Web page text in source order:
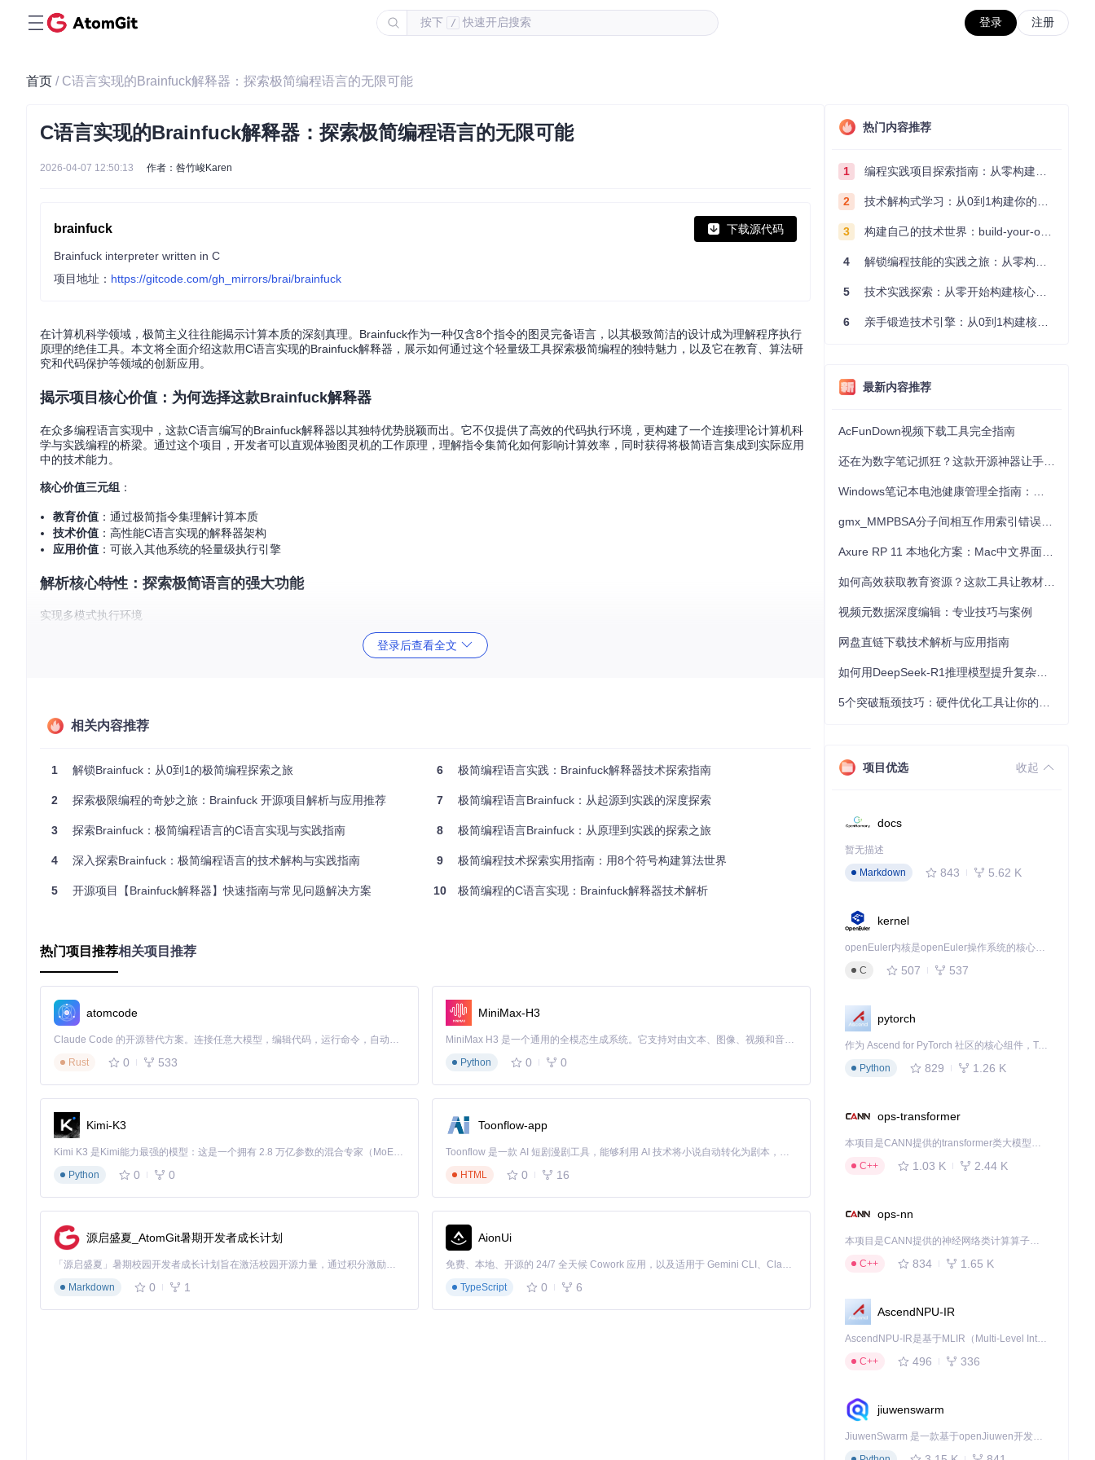
按下 / 快速开启搜索 登录 注册
首页 / C语言实现的Brainfuck解释器：探索极简编程语言的无限可能
C语言实现的Brainfuck解释器：探索极简编程语言的无限可能
2026-04-07 12:50:13 作者：咎竹峻Karen
brainfuck 下载源代码
Brainfuck interpreter written in C
项目地址： https://gitcode.com/gh_mirrors/brai/brainfuck
在计算机科学领域，极简主义往往能揭示计算本质的深刻真理。Brainfuck作为一种仅含8个指令的图灵完备语言，以其极致简洁的设计成为理解程序执行
原理的绝佳工具。本文将全面介绍这款用C语言实现的Brainfuck解释器，展示如何通过这个轻量级工具探索极简编程的独特魅力，以及它在教育、算法研
究和代码保护等领域的创新应用。
揭示项目核心价值：为何选择这款Brainfuck解释器
在众多编程语言实现中，这款C语言编写的Brainfuck解释器以其独特优势脱颖而出。它不仅提供了高效的代码执行环境，更构建了一个连接理论计算机科
学与实践编程的桥梁。通过这个项目，开发者可以直观体验图灵机的工作原理，理解指令集简化如何影响计算效率，同时获得将极简语言集成到实际应用
中的技术能力。
核心价值三元组 ：
教育价值 ：通过极简指令集理解计算本质
技术价值 ：高性能C语言实现的解释器架构
应用价值 ：可嵌入其他系统的轻量级执行引擎
解析核心特性：探索极简语言的强大功能
实现多模式执行环境
./brainfuck -e "++++++++[>++++++++<-]>.>++++++++++[>++++++++<-]>+.+++++++..+++."
这种方式特别适合自动化测试和集成到其他应用程序中作为嵌入式脚本引擎。
解释器核心采用模块化设计，主要包含以下组件：
词法分析器：负责解析Brainfuck源代码，过滤非指令字符
指令优化器：合并连续相同指令，提升执行效率
虚拟机器
I/O接口：处理标准输入输出和文件操作
这种架构使解释器既保持了轻量级特性（核心代码不足1000行），又具备良好的可维护性和扩展性。开发者可以轻松添加新的优化策略或扩展指令集。
为帮助开发者理解Brainfuck程序的执行过程，解释器内置了调试功能：
内存状态查看：使用
执行跟踪：可选启用指令执行日志，记录每一步操作
探索应用场景：极简语言的创新实践
Brainfuck的极简设计使其成为理解计算理论的理想教具：
数据结构可视化：通过内存单元格状态直观展示数组、栈等结构
登录后查看全文
相关内容推荐
1 解锁Brainfuck：从0到1的极简编程探索之旅
2 探索极限编程的奇妙之旅：Brainfuck 开源项目解析与应用推荐
3 探索Brainfuck：极简编程语言的C语言实现与实践指南
4 深入探索Brainfuck：极简编程语言的技术解构与实践指南
5 开源项目【Brainfuck解释器】快速指南与常见问题解决方案
6 极简编程语言实践：Brainfuck解释器技术探索指南
7 极简编程语言Brainfuck：从起源到实践的深度探索
8 极简编程语言Brainfuck：从原理到实践的探索之旅
9 极简编程技术探索实用指南：用8个符号构建算法世界
10 极简编程的C语言实现：Brainfuck解释器技术解析
热门项目推荐相关项目推荐
atomcode
Claude Code 的开源替代方案。连接任意大模型，编辑代码，运行命令，自动验证 — 全自动执行。用 Rust 构建，极致性能。 ｜ An open-source alternative to Claude Code. Connect any LLM, edit code, run commands, and verify changes — autonomously. Built in Rust for speed. Get Started
Rust
0 533
MiniMax-H3
MiniMax H3 是一个通用的全模态生成系统。它支持对由文本、图像、视频和音频组成的多模态上下文进行统一理解，并能生成分辨率高达 2K、时长可达 15 秒的带原生立体声音频的视频。得益于面向任务泛化的系统设计，H3 在预训练阶段就已具备广泛的多模态上下文理解与生成能力，能够出色地执行复杂的多模态指令。
Python
0 0
Kimi-K3
Kimi K3 是Kimi能力最强的模型：这是一个拥有 2.8 万亿参数的混合专家（MoE）模型，具备原生视觉理解能力，并支持 100 万 token 的上下文窗口。
Python
0 0
Toonflow-app
Toonflow 是一款 AI 短剧漫剧工具，能够利用 AI 技术将小说自动转化为剧本，并结合 AI 生成的图片和视频，实现高效的短剧创作。借助 Toonflow，可以轻松完成从文字到影像的全流程，让短剧制作变得更加智能与便捷。
HTML
0 16
源启盛夏_AtomGit暑期开发者成长计划
「源启盛夏」暑期校园开发者成长计划旨在激活校园开源力量，通过积分激励、认证扶持、资源倾斜等形式，引导高校组织和开发者完成「入驻 — 建项目 — 做贡献 — 获认证 — 得资源」的完整闭环。无论你是想带领社团入驻平台的组织者，还是希望用代码贡献证明自己的开发者，都能在这里找到属于你的成长路径。
Markdown
0 1
AionUi
免费、本地、开源的 24/7 全天候 Cowork 应用，以及适用于 Gemini CLI、Claude Code、Codex、OpenCode、Qwen Code、Goose CLI、Auggie 等的 OpenClaw | 🌟 喜欢就点star吧
TypeScript
0 6
热门内容推荐
1 编程实践项目探索指南：从零构建技术能力体系
2 技术解构式学习：从0到1构建你的编程知识体系
3 构建自己的技术世界：build-your-own-x项目的实践探索指南
4 解锁编程技能的实践之旅：从零构建你的技术世界
5 技术实践探索：从零开始构建核心系统的实践指南
6 亲手锻造技术引擎：从0到1构建核心系统的实践指南
最新内容推荐
AcFunDown视频下载工具完全指南
视频元数据深度编辑：专业技巧与案例
网盘直链下载技术解析与应用指南
项目优选 收起
docs
暂无描述
Markdown
843 5.62 K
kernel
openEuler内核是openEuler操作系统的核心，既是系统性能与稳定性的基石，也是连接处理器、设备与服务的桥梁。
C
507 537
pytorch
作为 Ascend for PyTorch 社区的核心组件，TorchNPU 是昇腾专为 PyTorch 打造的深度学习适配插件，使 PyTorch 框架能够直接调用昇腾 NPU，为开发者提供昇腾 AI 处理器的超强算力。
Python
829 1.26 K
ops-transformer
本项目是CANN提供的transformer类大模型算子库，实现网络在NPU上加速计算。
C++
1.03 K 2.44 K
ops-nn
本项目是CANN提供的神经网络类计算算子库，实现网络在NPU上加速计算。
C++
834 1.65 K
AscendNPU-IR
AscendNPU-IR是基于MLIR（Multi-Level Intermediate Representation）构建的，面向昇腾亲和算子编译时使用的中间表示，提供昇腾完备表达能力，通过编译优化提升昇腾AI处理器计算效率，支持通过生态框架使能昇腾AI处理器与深度调优
C++
496 336
jiuwenswarm
JiuwenSwarm 是一款基于openJiuwen开发的智能AI Agent，它能够将大语言模型的强大能力，通过你日常使用的各类通讯应用，直接延伸至你的指尖。